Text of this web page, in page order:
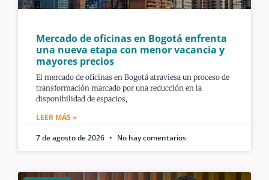
Mercado de oficinas en Bogotá enfrenta
una nueva etapa con menor vacancia y
mayores precios
El mercado de oficinas en Bogotá atraviesa un proceso de
transformación marcado por una reducción en la
disponibilidad de espacios,
LEER MÁS »
7 de agosto de 2026
No hay comentarios